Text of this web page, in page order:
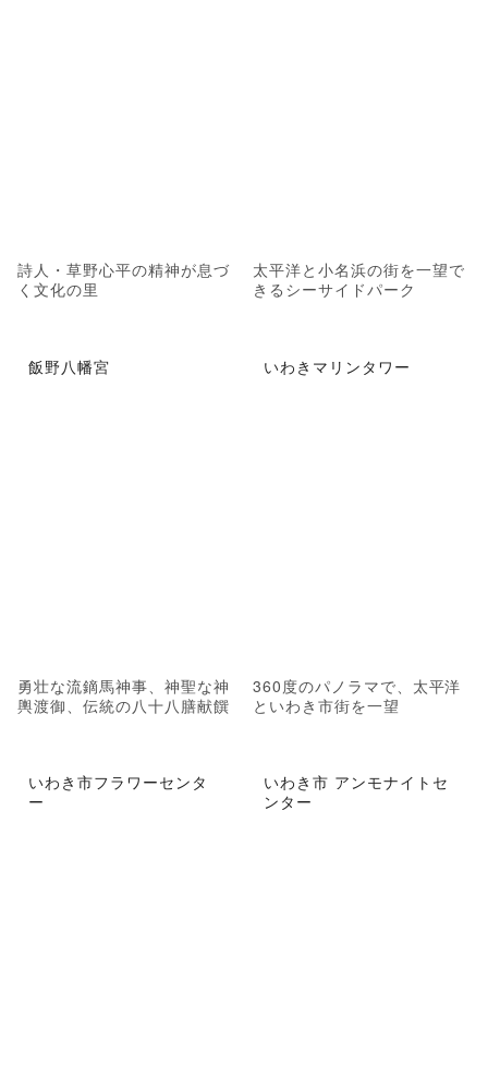
詩人・草野心平の精神が息づ
く文化の里
太平洋と小名浜の街を一望で
きるシーサイドパーク
飯野八幡宮
勇壮な流鏑馬神事、神聖な神
輿渡御、伝統の八十八膳献饌
いわきマリンタワー
360度のパノラマで、太平洋
といわき市街を一望
いわき市フラワーセンタ
ー
いわき市 アンモナイトセ
ンター